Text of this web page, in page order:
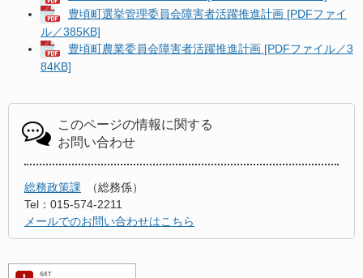
豊頃町選挙管理委員会障害者活躍推進計画 [PDFファイ
ル／385KB]
豊頃町農業委員会障害者活躍推進計画 [PDFファイル／3
84KB]
このページの情報に関する
お問い合わせ
総務政策課
総務係
Tel：015-574-2211
メールでのお問い合わせはこちら